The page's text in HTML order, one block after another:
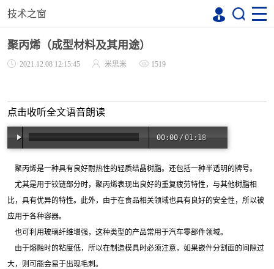
技术之窗
聚丙烯（成型材料及其用途）
2021.12.08 12:15:45 米思米 1519
点击收听全文语音朗读
00:00 /01:18
聚丙烯是一种具有良好耐热性的轻质结晶树脂。还包括一种半透明的牌号。
尤其是用于铰链部分时，聚丙烯表现出良好的重复疲劳特性，与其他树脂相
比，具有优异的特性。此外，由于在食品相关领域也具有良好的安全性，所以被
应用于各种容器。
也可利用玻璃纤维增强，这种类型的产品常用于汽车零部件领域。
由于熔融时的粘度低，所以在制造模具时必须注意，如果嵌件分割面的间隙过
大，则可能会易于出现毛刺。